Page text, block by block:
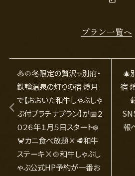
プラン一覧へ
♨️🍲冬限定の贅沢✨別府・
鉄輪温泉の灯りの宿 燈月
で【おおいた和牛しゃぶしゃ
ぶ付プラチナプラン】が📅２
０２６年１月５日スタート❄️
🦀カニ食べ放題×🥩和牛
ステーキ×🍲和牛しゃぶし
ゃぶ公式HP予約が一番お
🎄
宿
報